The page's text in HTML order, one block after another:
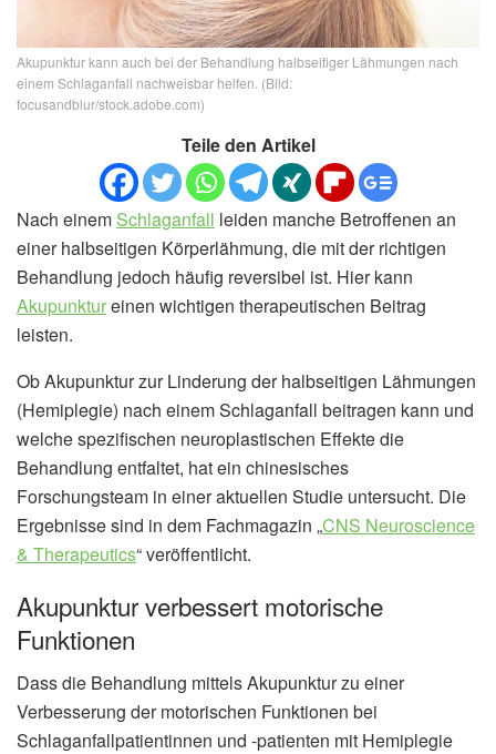
Akupunktur kann auch bei der Behandlung halbseitiger Lähmungen nach
einem Schlaganfall nachweisbar helfen. (Bild:
focusandblur/stock.adobe.com)
Teile den Artikel
Nach einem Schlaganfall leiden manche Betroffenen an
einer halbseitigen Körperlähmung, die mit der richtigen
Behandlung jedoch häufig reversibel ist. Hier kann
Akupunktureinen wichtigen therapeutischen Beitrag
leisten.
Ob Akupunktur zur Linderung der halbseitigen Lähmungen
(Hemiplegie) nach einem Schlaganfall beitragen kann und
welche spezifischen neuroplastischen Effekte die
Behandlung entfaltet, hat ein chinesisches
Forschungsteam in einer aktuellen Studie untersucht. Die
Ergebnisse sind in dem Fachmagazin „CNS Neuroscience
& Therapeutics“ veröffentlicht.
Akupunktur verbessert motorische
Funktionen
Dass die Behandlung mittels Akupunktur zu einer
Verbesserung der motorischen Funktionen bei
Schlaganfallpatientinnen und -patienten mit Hemiplegie